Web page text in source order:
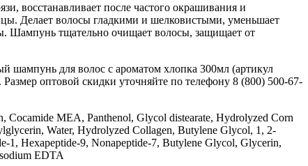
восстанавливает после частого окрашивания и
Делает волосы гладкими и шелковистыми, уменьшает
Шампунь тщательно очищает волосы, защищает от
для волос с ароматом хлопка 300мл (артикул
оптовой скидки уточняйте по телефону 8 (800) 500-67-
MEA, Panthenol, Glycol distearate, Hydrolyzed Corn
Water, Hydrolyzed Collagen, Butylene Glycol, 1, 2-
1, Hexapeptide-9, Nonapeptide-7, Butylene Glycol, Glycerin,
EDTA